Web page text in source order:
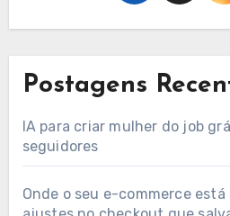
Postagens
IA para criar mulher do job
seguidores
Onde o seu e-commerce